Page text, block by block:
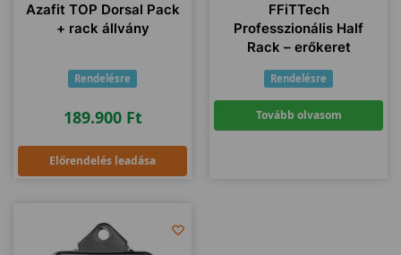
Azafit TOP Dorsal Pack
+ rack állvány
Rendelésre
189.900 Ft
Előrendelés leadása
FFiTTech
Professzionális Half
Rack – erőkeret
Rendelésre
Tovább olvasom